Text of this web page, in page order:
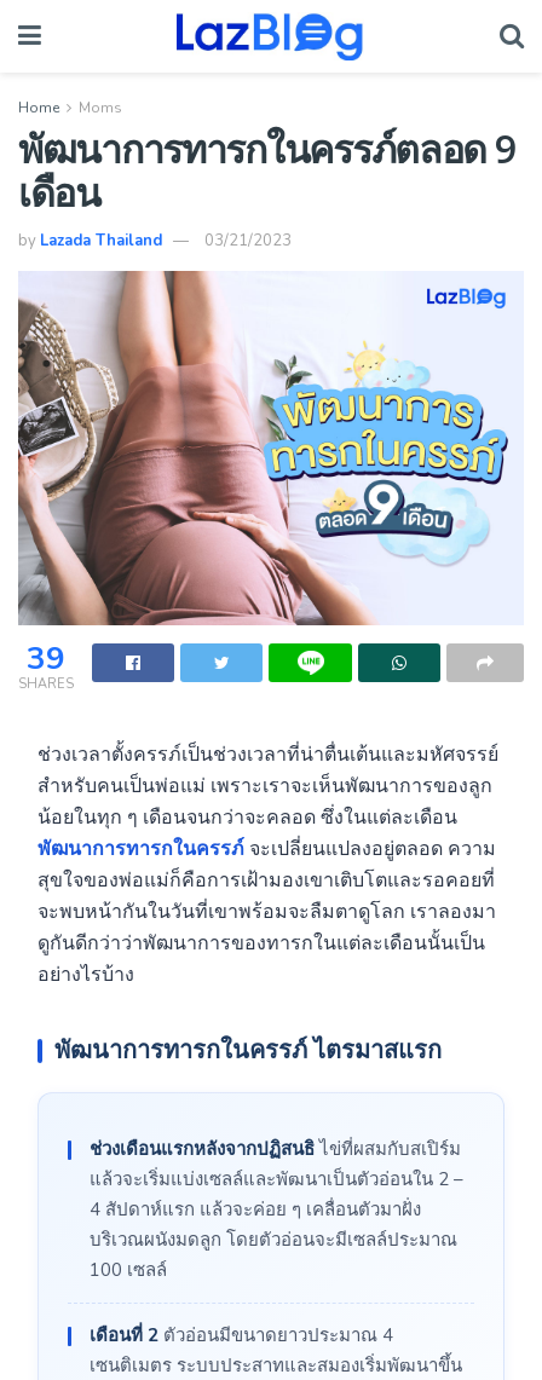
Home Moms
พัฒนาการทารกในครรภ์ตลอด 9
เดือน
by Lazada Thailand 03/21/2023
39
SHARES
ช่วงเวลาตั้งครรภ์เป็นช่วงเวลาที่น่าตื่นเต้นและมหัศจรรย์
สำหรับคนเป็นพ่อแม่ เพราะเราจะเห็นพัฒนาการของลูก
น้อยในทุก ๆ เดือนจนกว่าจะคลอด ซึ่งในแต่ละเดือน
พัฒนาการทารกในครรภ์ จะเปลี่ยนแปลงอยู่ตลอด ความ
สุขใจของพ่อแม่ก็คือการเฝ้ามองเขาเติบโตและรอคอยที่
จะพบหน้ากันในวันที่เขาพร้อมจะลืมตาดูโลก เราลองมา
ดูกันดีกว่าว่าพัฒนาการของทารกในแต่ละเดือนนั้นเป็น
อย่างไรบ้าง
พัฒนาการทารกในครรภ์ ไตรมาสแรก
ช่วงเดือนแรกหลังจากปฏิสนธิไข่ที่ผสมกับสเปิร์ม
แล้วจะเริ่มแบ่งเซลล์และพัฒนาเป็นตัวอ่อนใน 2 –
4 สัปดาห์แรก แล้วจะค่อย ๆ เคลื่อนตัวมาฝั่ง
บริเวณผนังมดลูก โดยตัวอ่อนจะมีเซลล์ประมาณ
100 เซลล์
เดือนที่ 2 ตัวอ่อนมีขนาดยาวประมาณ 4
เซนติเมตร ระบบประสาทและสมองเริ่มพัฒนาขึ้น